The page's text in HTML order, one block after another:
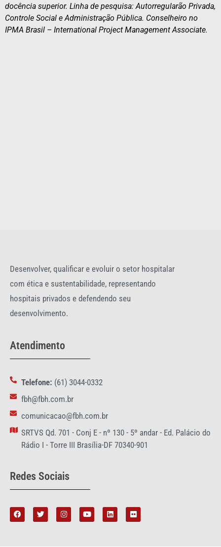
docência superior. Linha de pesquisa: Autorregularão Privada,
Controle Social e Administração Pública. Conselheiro no
IPMA Brasil – International Project Management Associate.
Desenvolver, qualificar e evoluir o setor hospitalar
com ética e sustentabilidade, representando
hospitais privados e defendendo seu
desenvolvimento.
Atendimento
Telefone: (61) 3044-0332
fbh@fbh.com.br
comunicacao@fbh.com.br
SRTVS Qd. 701 - Conj E - nº 130 - 5º andar - Ed. Palácio do
Rádio I - Torre III Brasília-DF 70340-901
Redes Sociais